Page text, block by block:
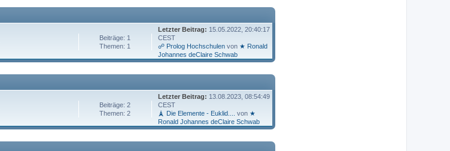
Beiträge: 1
Themen: 1
Letzter Beitrag: 15.05.2022, 20:40:17
CEST
☍ Prolog Hochschulenvon ★ Ronald
Johannes deClaire Schwab
Beiträge: 2
Themen: 2
Letzter Beitrag: 13.08.2023, 08:54:49
CEST
🗼 Die Elemente - Euklid....
von ★
Ronald Johannes deClaire Schwab